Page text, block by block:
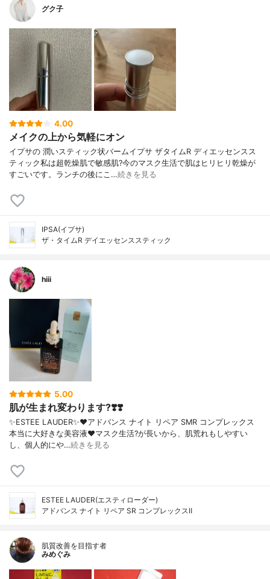
グク子
4.00
メイクの上から気軽にオン
イプサの 潤いスティック状バームイプサ ザタイムR ディエッセンスス
ティック私は超乾燥肌で敏感肌?今のマスク生活で肌はヒリヒリ乾燥が
すごいです。ランチの後にこ…続きを見る
IPSA(イプサ)
ザ・タイムR デイエッセンススティック
hiii
5.00
肌が生まれ変わります?❣️❣️
✨ESTEE LAUDER✨❤︎アドバンス ナイト リペア SMR コンプレックス
本当に大好きな美容液❤️マスク生活?が長いから、肌荒れもしやすい
し、個人的にや…続きを見る
ESTEE LAUDER(エスティローダー)
アドバンス ナイト リペア SR コンプレックスⅡ
肌質改善を目指す者
みめぐみ